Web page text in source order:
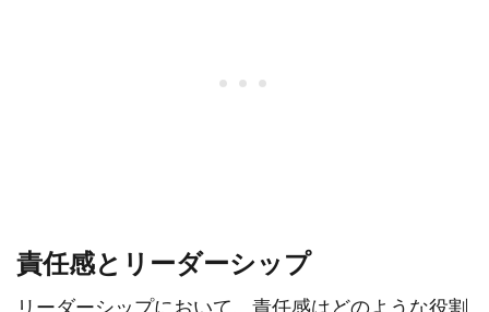
責任感とリーダーシップ
リーダーシップにおいて、責任感はどのような役割